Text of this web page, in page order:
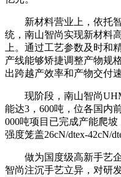
新材料营业上，依托智
统，南山智尚实现新材料
上。通过工艺参数及时和
产线能够矫捷调整产物规
出跨越产效率和产物交付速
现阶段，南山智尚
能达3，600吨，位各国内
000吨项目已完成产能爬
强度笼盖26cN/dtex-42cN/
做为国度级高新手艺企
智尚注沉手艺立异，对研